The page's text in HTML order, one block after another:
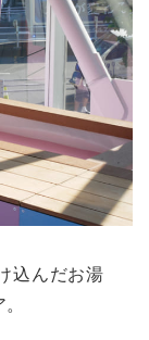
込んだお湯